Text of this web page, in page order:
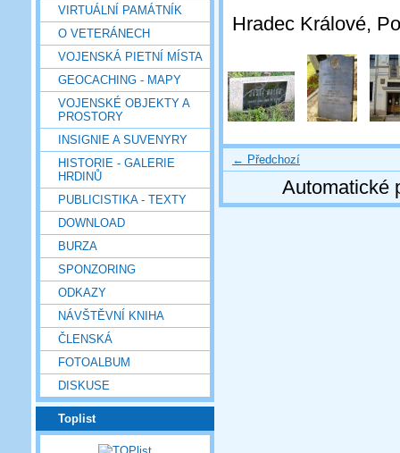
VIRTUÁLNÍ PAMÁTNÍK
O VETERÁNECH
VOJENSKÁ PIETNÍ MÍSTA
GEOCACHING - MAPY
VOJENSKÉ OBJEKTY A
PROSTORY
INSIGNIE A SUVENYRY
HISTORIE - GALERIE
HRDINŮ
PUBLICISTIKA - TEXTY
DOWNLOAD
BURZA
SPONZORING
ODKAZY
NÁVŠTĚVNÍ KNIHA
ČLENSKÁ
FOTOALBUM
DISKUSE
Toplist
Hradec Králové,
← Předchozí
Automatické